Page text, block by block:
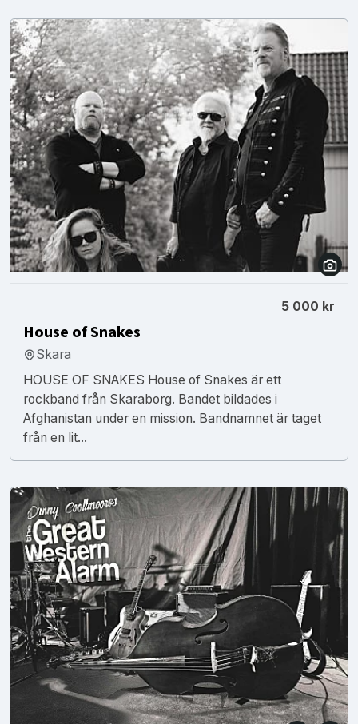
5 000 kr
House of Snakes
Skara
HOUSE OF SNAKES House of Snakes är ett
rockband från Skaraborg. Bandet bildades i
Afghanistan under en mission. Bandnamnet är taget
från en lit...